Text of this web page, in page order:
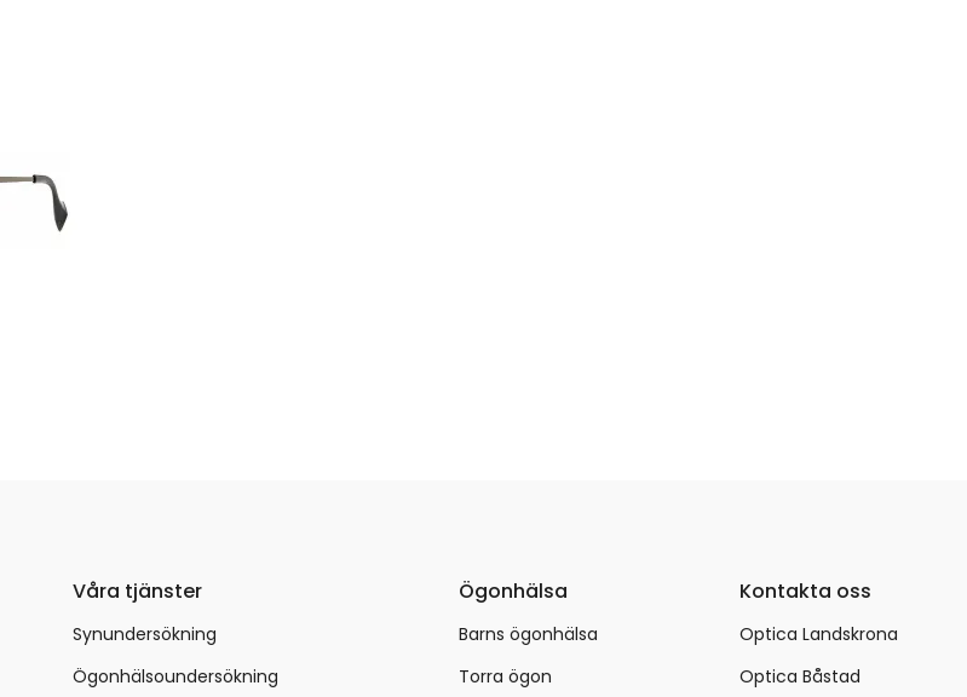
Våra tjänster
Synundersökning
Ögonhälsoundersökning
Ögonhälsa
Barns ögonhälsa
Torra ögon
Kontakta oss
Optica Landskrona
Optica Båstad